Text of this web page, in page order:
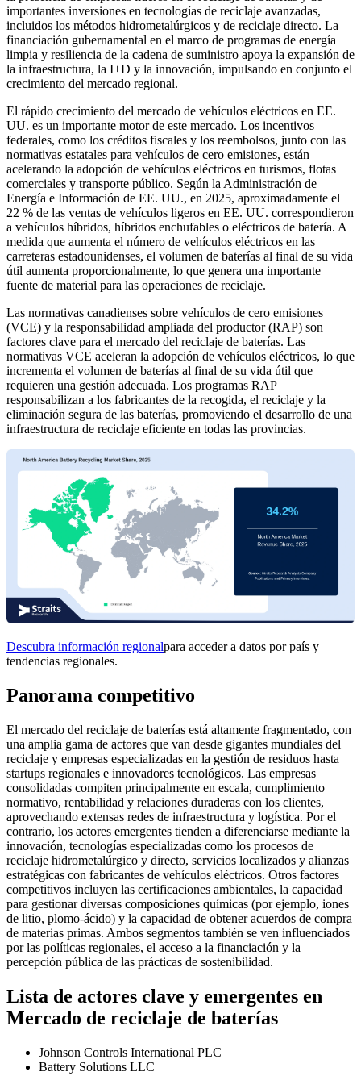
importantes inversiones en tecnologías de reciclaje avanzadas,
incluidos los métodos hidrometalúrgicos y de reciclaje directo. La
financiación gubernamental en el marco de programas de energía
limpia y resiliencia de la cadena de suministro apoya la expansión de
la infraestructura, la I+D y la innovación, impulsando en conjunto el
crecimiento del mercado regional.
El rápido crecimiento del mercado de vehículos eléctricos en EE.
UU. es un importante motor de este mercado. Los incentivos
federales, como los créditos fiscales y los reembolsos, junto con las
normativas estatales para vehículos de cero emisiones, están
acelerando la adopción de vehículos eléctricos en turismos, flotas
comerciales y transporte público. Según la Administración de
Energía e Información de EE. UU., en 2025, aproximadamente el
22 % de las ventas de vehículos ligeros en EE. UU. correspondieron
a vehículos híbridos, híbridos enchufables o eléctricos de batería. A
medida que aumenta el número de vehículos eléctricos en las
carreteras estadounidenses, el volumen de baterías al final de su vida
útil aumenta proporcionalmente, lo que genera una importante
fuente de material para las operaciones de reciclaje.
Las normativas canadienses sobre vehículos de cero emisiones
(VCE) y la responsabilidad ampliada del productor (RAP) son
factores clave para el mercado del reciclaje de baterías. Las
normativas VCE aceleran la adopción de vehículos eléctricos, lo que
incrementa el volumen de baterías al final de su vida útil que
requieren una gestión adecuada. Los programas RAP
responsabilizan a los fabricantes de la recogida, el reciclaje y la
eliminación segura de las baterías, promoviendo el desarrollo de una
infraestructura de reciclaje eficiente en todas las provincias.
Descubra información regionalpara acceder a datos por país y
tendencias regionales.
Panorama competitivo
El mercado del reciclaje de baterías está altamente fragmentado, con
una amplia gama de actores que van desde gigantes mundiales del
reciclaje y empresas especializadas en la gestión de residuos hasta
startups regionales e innovadores tecnológicos. Las empresas
consolidadas compiten principalmente en escala, cumplimiento
normativo, rentabilidad y relaciones duraderas con los clientes,
aprovechando extensas redes de infraestructura y logística. Por el
contrario, los actores emergentes tienden a diferenciarse mediante la
innovación, tecnologías especializadas como los procesos de
reciclaje hidrometalúrgico y directo, servicios localizados y alianzas
estratégicas con fabricantes de vehículos eléctricos. Otros factores
competitivos incluyen las certificaciones ambientales, la capacidad
para gestionar diversas composiciones químicas (por ejemplo, iones
de litio, plomo-ácido) y la capacidad de obtener acuerdos de compra
de materias primas. Ambos segmentos también se ven influenciados
por las políticas regionales, el acceso a la financiación y la
percepción pública de las prácticas de sostenibilidad.
Lista de actores clave y emergentes en
Mercado de reciclaje de baterías
Johnson Controls International PLC
Battery Solutions LLC